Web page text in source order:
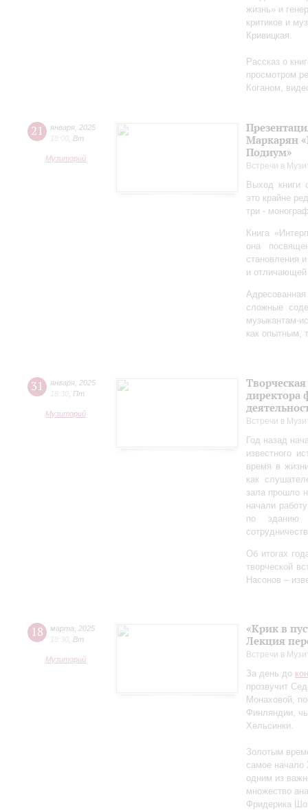
жизнь» и
критиков и
Кривицкая.
Рассказ о
просмотром
Коганом,
21 января 2025
18:00 Вт
Музиторий
Маркарян
Подиум»
Встречи в
Выход книги
это крайне
три -
Книга
она
становления
и отличающей
сложные
музыкантам-
как опытным,
31 января 2025
18:30 Пт
Музиторий
директора
Встречи в
Год назад
известного
время в
как
зала прошло
начали
по зданию
Об итогах
творческой
Насонов –
18 марта
2025
18:30 Вт
Музиторий
«Крик в
Лекция
Встречи в
За день до
прозвучит
Монаховой,
Финляндии,
Хельсинки.
Золотым
самое начало
одним из
множество
Фридерика